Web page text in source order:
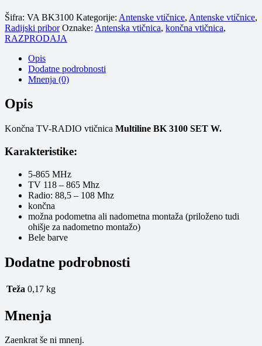
Šifra: VA BK3100 Kategorije: Antenske vtičnice, Antenske vtičnice,
Radijski pribor Oznake: Antenska vtičnica, končna vtičnica,
RAZPRODAJA
Opis
Dodatne podrobnosti
Mnenja (0)
Opis
Končna TV-RADIO vtičnica Multiline BK 3100 SET W.
Karakteristike:
5-865 MHz
TV 118 – 865 Mhz
Radio: 88,5 – 108 Mhz
končna
možna podometna ali nadometna montaža (priloženo tudi
ohišje za nadometno montažo)
Bele barve
Dodatne podrobnosti
Teža 0,17 kg
Mnenja
Zaenkrat še ni mnenj.